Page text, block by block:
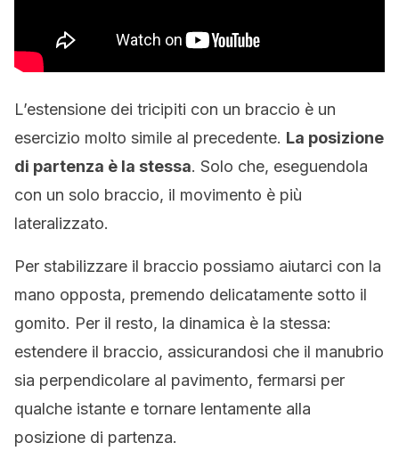
L’estensione dei tricipiti con un braccio è un
esercizio molto simile al precedente. La posizione
di partenza è la stessa. Solo che, eseguendola
con un solo braccio, il movimento è più
lateralizzato.
Per stabilizzare il braccio possiamo aiutarci con la
mano opposta, premendo delicatamente sotto il
gomito. Per il resto, la dinamica è la stessa:
estendere il braccio, assicurandosi che il manubrio
sia perpendicolare al pavimento, fermarsi per
qualche istante e tornare lentamente alla
posizione di partenza.